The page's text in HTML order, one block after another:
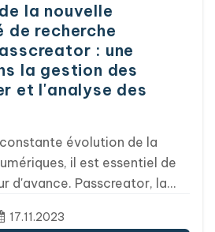
la nouvelle
recherche
: une
la gestion des
et l'analyse des
évolution de la
il est essentiel de
d'avance. Passcreator, la
pour une gestion
a fait un bond en avant grâce
17.11.2023